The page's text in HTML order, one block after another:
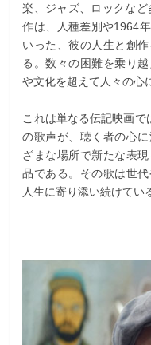
楽、ジャズ、ロックな
作は、人種差別や1964
いった、彼の人生と創
る。数々の困難を乗り
や文化を超えて人々の心
これは単なる伝記映画で
の歌声が、聴く者の心
ざまな場所で新たな表
品である。その歌は世
人生に寄り添い続けてい